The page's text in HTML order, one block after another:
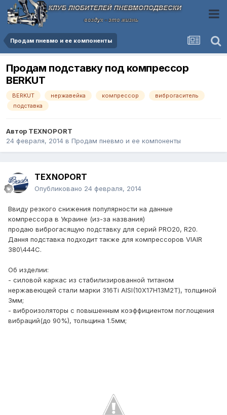
Продам пневмо и ее компоненты
Продам подставку под компрессор
BERKUT
BERKUT нержавейка компрессор
виброгаситель
подставка
Автор TEXNOPORT
24 февраля, 2014 в Продам пневмо и ее компоненты
TEXNOPORT
Опубликовано 24 февраля, 2014
Ввиду резкого снижения популярности на данные
компрессора в Украине (из-за названия)
продаю виброгасящую подставку для серий PRO20, R20.
Дання подставка подходит также для компрессоров VIAIR
380\444C.
Об изделии:
- силовой каркас из стабилизированной титаном
нержавеющей стали марки 316Ti AISI(10Х17Н13М2Т), толщиной
3мм;
- виброизоляторы с повышенным коэффициентом поглощения
вибраций(до 90%), тольщина 1.5мм;